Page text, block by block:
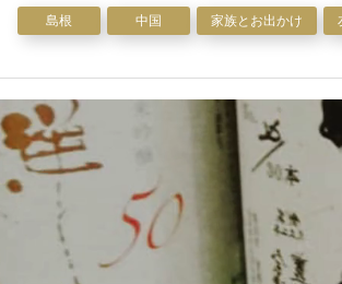
島根 中国 家族とお出かけ